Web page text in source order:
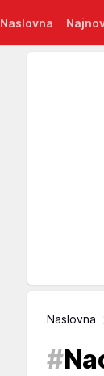
Naslovna
Naslovna
#